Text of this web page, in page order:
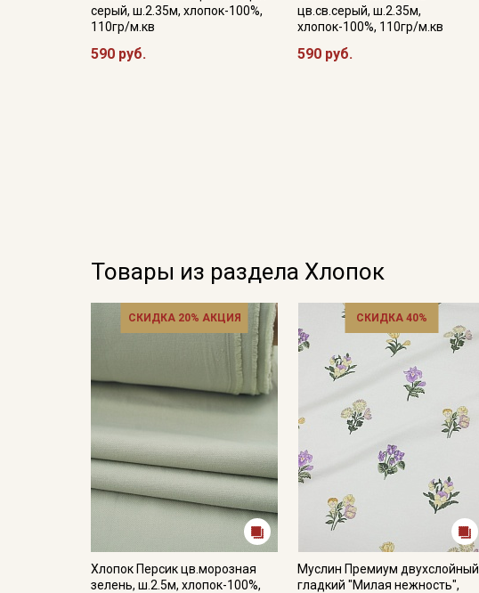
серый, ш.2.35м, хлопок-100%,
110гр/м.кв
590 руб.
цв.св.серый, ш.2.35м,
хлопок-100%, 110гр/м.кв
590 руб.
Товары из раздела Хлопок
СКИДКА 20% АКЦИЯ
Хлопок Персик цв.морозная
зелень, ш.2.5м, хлопок-100%,
СКИДКА 40%
Муслин Премиум двухслойный
гладкий "Милая нежность",